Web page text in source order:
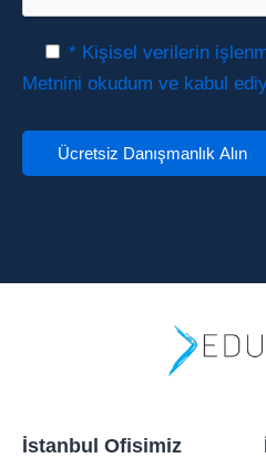
* Kişisel verilerin
Metnini okudum ve kabul
İstanbul Ofisimiz